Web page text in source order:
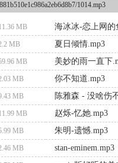
1014.mp3
MB
海冰冰-恋上网的
MB
夏日倾情.mp3
MB
美妙的雨一直下
MB
你不知道.mp3
MB
陈雅森 - 没啥伤
MB
赵烁-忆她.mp3
MB
朱明-遗憾.mp3
MB
stan-eminem.mp3